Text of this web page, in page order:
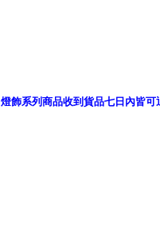
燈飾系列商品收到貨品七日內皆